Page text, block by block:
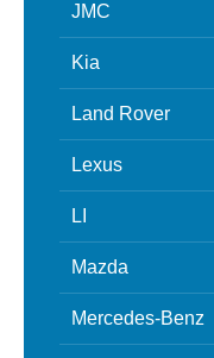
JMC
Kia
Land Rover
Lexus
LI
Mazda
Mercedes-Benz